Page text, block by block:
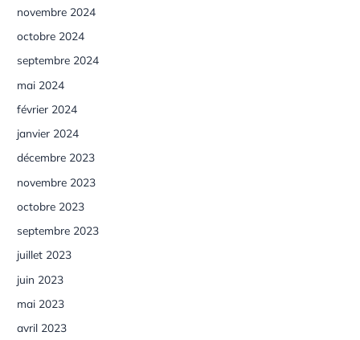
novembre 2024
octobre 2024
septembre 2024
mai 2024
février 2024
janvier 2024
décembre 2023
novembre 2023
octobre 2023
septembre 2023
juillet 2023
juin 2023
mai 2023
avril 2023